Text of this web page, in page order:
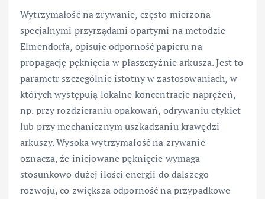
Wytrzymałość na zrywanie, często mierzona
specjalnymi przyrządami opartymi na metodzie
Elmendorfa, opisuje odporność papieru na
propagację pęknięcia w płaszczyźnie arkusza. Jest to
parametr szczególnie istotny w zastosowaniach, w
których występują lokalne koncentracje naprężeń,
np. przy rozdzieraniu opakowań, odrywaniu etykiet
lub przy mechanicznym uszkadzaniu krawędzi
arkuszy. Wysoka wytrzymałość na zrywanie
oznacza, że inicjowane pęknięcie wymaga
stosunkowo dużej ilości energii do dalszego
rozwoju, co zwiększa odporność na przypadkowe